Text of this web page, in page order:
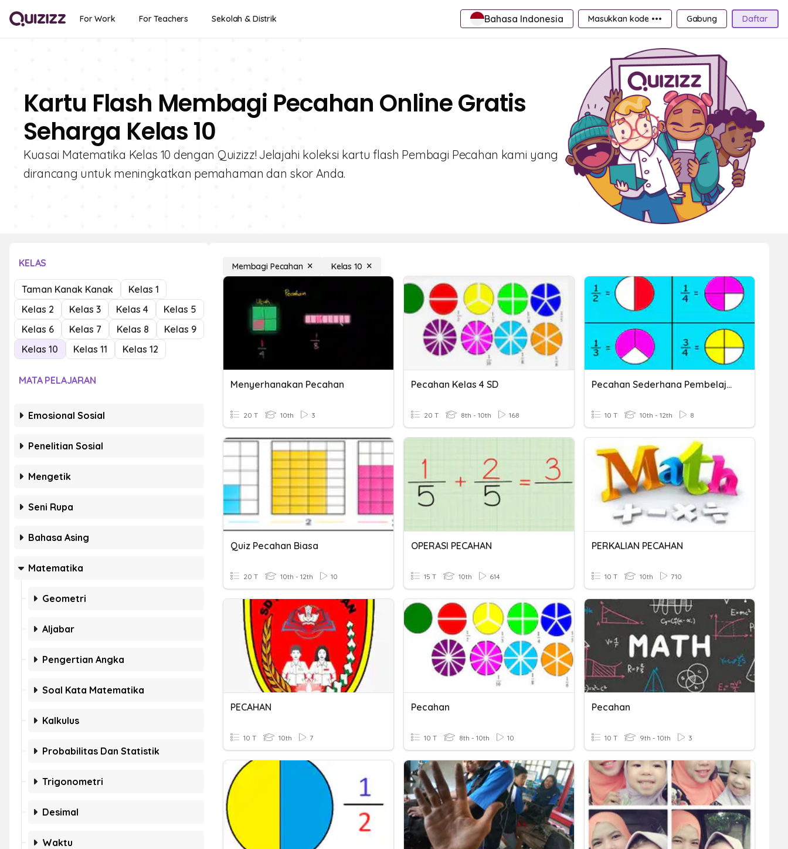
For Work For Teachers Sekolah & Distrik Bahasa Indonesia Masukkan kode ••• Gabung Daftar
Kartu Flash Membagi Pecahan Online Gratis
Seharga Kelas 10
Kuasai Matematika Kelas 10 dengan Quizizz! Jelajahi koleksi kartu flash Pembagi Pecahan kami yang
dirancang untuk meningkatkan pemahaman dan skor Anda.
KELAS
Taman Kanak Kanak
Kelas 1
Kelas 2
Kelas 3 Kelas 4
Kelas 5
Kelas 6
Kelas 7 Kelas 8
Kelas 9
Kelas 10
Kelas 11 Kelas 12
MATA PELAJARAN
Emosional Sosial
Penelitian Sosial
Mengetik
Seni Rupa
Bahasa Asing
Matematika
Geometri
Aljabar
Pengertian Angka
Soal Kata Matematika
Kalkulus
Probabilitas Dan Statistik
Trigonometri
Desimal
Waktu
Membagi Pecahan Kelas 10
Menyerhanakan Pecahan
20 T 10th 3
Pecahan Kelas 4 SD
20 T 8th - 10th 168
Pecahan Sederhana Pembelajaran SMALB
10 T 10th - 12th 8
Quiz Pecahan Biasa
20 T 10th - 12th 10
OPERASI PECAHAN
15 T 10th 614
PERKALIAN PECAHAN
10 T 10th 710
PECAHAN
10 T 10th 7
Pecahan
10 T 8th - 10th 10
Pecahan
10 T 9th - 10th 3